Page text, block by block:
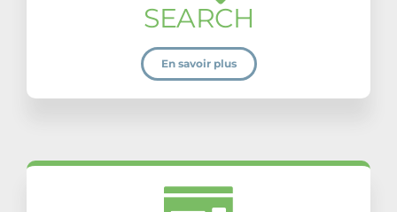
SEARCH
En savoir plus